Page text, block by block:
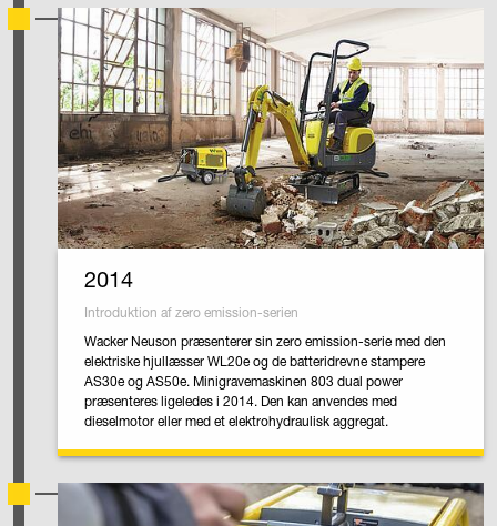
2014
Introduktion af zero emission-serien
Wacker Neuson præsenterer sin zero emission-serie med den
elektriske hjullæsser WL20e og de batteridrevne stampere
AS30e og AS50e. Minigravemaskinen 803 dual power
præsenteres ligeledes i 2014. Den kan anvendes med
dieselmotor eller med et elektrohydraulisk aggregat.